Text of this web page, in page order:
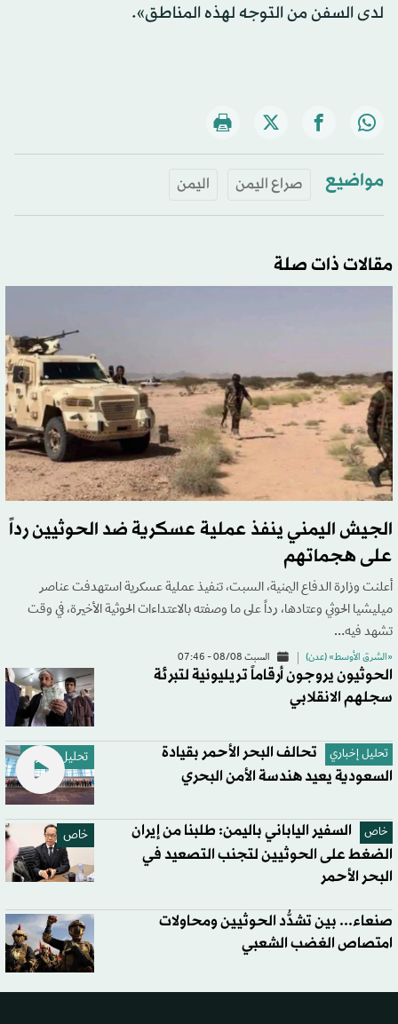
لدى السفن من التوجه لهذه المناطق».
مواضيع صراع اليمن اليمن
مقالات ذات صلة
الجيش اليمني ينفذ عملية عسكرية ضد الحوثيين رداً
على هجماتهم
أعلنت وزارة الدفاع اليمنية، السبت، تنفيذ عملية عسكرية استهدفت عناصر
ميليشيا الحوثي وعتادها، رداً على ما وصفته بالاعتداءات الحوثية الأخيرة، في وقت
تشهد فيه…
«الشرق الأوسط» (عدن) السبت 08/08 - 07:46
الحوثيون يروجون أرقاماً تريليونية لتبرئة
سجلهم الانقلابي
تحليل إخباري تحليل إخباري
تحالف البحر الأحمر بقيادة
السعودية يعيد هندسة الأمن البحري
خاص خاص
السفير الياباني باليمن: طلبنا من إيران
الضغط على الحوثيين لتجنب التصعيد في
البحر الأحمر
صنعاء... بين تشدُّد الحوثيين ومحاولات
امتصاص الغضب الشعبي